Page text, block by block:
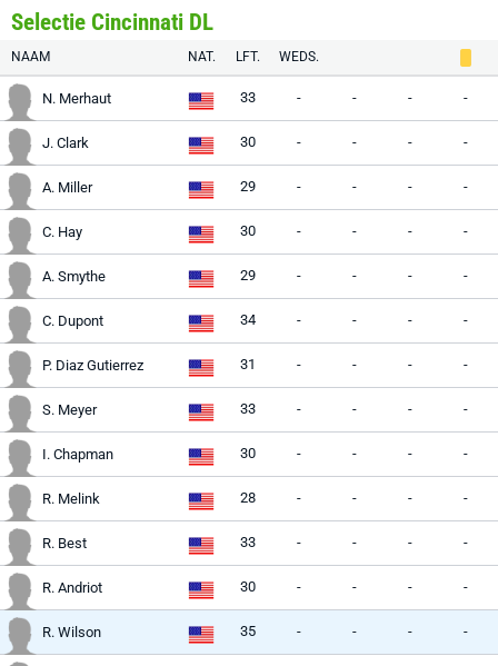
Selectie Cincinnati DL
NAAM NAT. LFT. WEDS.
N. Merhaut 33 - - - -
J. Clark 30 - - - -
A. Miller 29 - - - -
C. Hay 30 - - - -
A. Smythe 29 - - - -
C. Dupont 34 - - - -
P. Diaz Gutierrez 31 - - - -
S. Meyer 33 - - - -
I. Chapman 30 - - - -
R. Melink 28 - - - -
R. Best 33 - - - -
R. Andriot 30 - - - -
R. Wilson 35 - - - -